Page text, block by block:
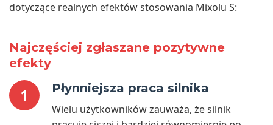
dotyczące realnych efektów stosowania Mixolu S:
Najczęściej zgłaszane pozytywne
efekty
1 Płynniejsza praca silnika
Wielu użytkowników zauważa, że silnik